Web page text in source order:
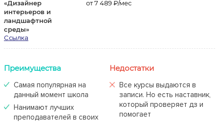
«Дизайнер
интерьеров и
ландшафтной
среды»
Ссылка
от 7 489 ₽/мес
Преимущества
Самая популярная на
данный момент школа
Нанимают лучших
преподавателей в своих
Недостатки
Все курсы выдаются в
записи. Но есть наставник,
который проверяет дз и
помогает